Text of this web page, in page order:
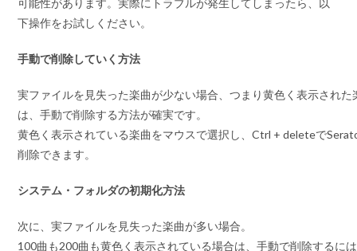
可能性があります。実際にトラブルが発生してしまったら、以
下操作をお試しください。
手動で削除していく方法
実ファイルを見失った楽曲が少ない場合、つまり黄色く表示された
は、手動で削除する方法が確実です。
黄色く表示されている楽曲をマウスで選択し、Ctrl + deleteで
削除できます。
システム・フォルダの初期化方法
次に、実ファイルを見失った楽曲が多い場合。
100曲も200曲も黄色く表示されている場合は、手動で削除するに